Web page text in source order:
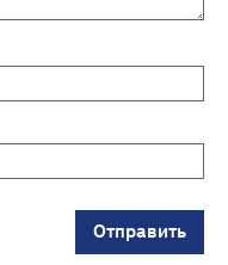
Отправить